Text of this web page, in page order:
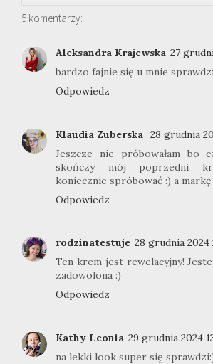
5 komentarzy:
Aleksandra Krajewska 27
bardzo fajnie się u mnie
Odpowiedz
Klaudia Zuberska
28 grudnia
Jeszcze nie próbowałam bo
skończy mój poprzedni
koniecznie spróbować :) a
Odpowiedz
rodzinatestuje 28 grudnia 2024
Ten krem jest rewelacyjny!
zadowolona :)
Odpowiedz
Kathy Leonia 29 grudnia 2024
na lekki look super się